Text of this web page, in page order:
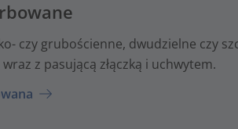
czy grubościenne, dwudzielne czy
z pasującą złączką i uchwytem.